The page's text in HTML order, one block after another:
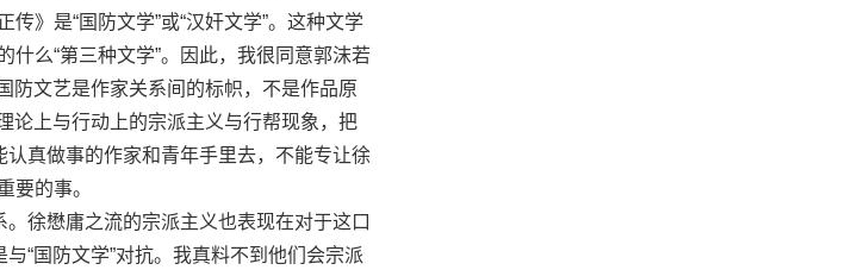
》是“国防文学”或“汉奸文学”。这种文学
么“第三种文学”。因此，我很同意郭沫若
防文艺是作家关系间的标帜，不是作品原
论上与行动上的宗派主义与行帮现象，把
认真做事的作家和青年手里去，不能专让徐
要的事。
徐懋庸之流的宗派主义也表现在对于这口
“国防文学”对抗。我真料不到他们会宗派